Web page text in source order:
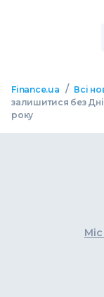
Finance.ua / Всі
залишитися без
року